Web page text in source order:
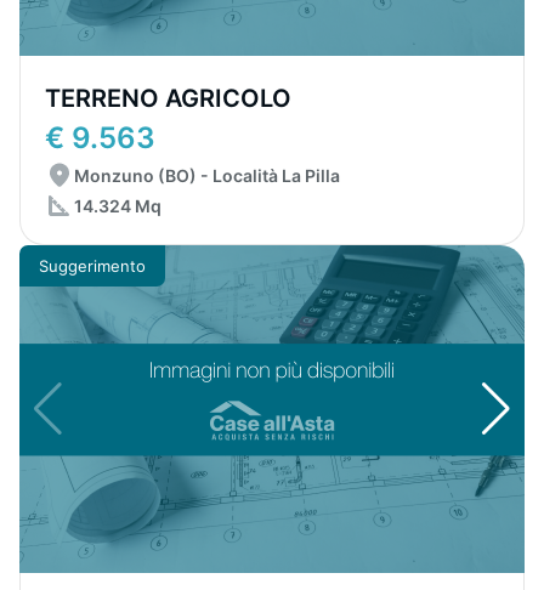
TERRENO AGRICOLO
€ 9.563
Monzuno (BO) - Località La Pilla
14.324 Mq
Suggerimento